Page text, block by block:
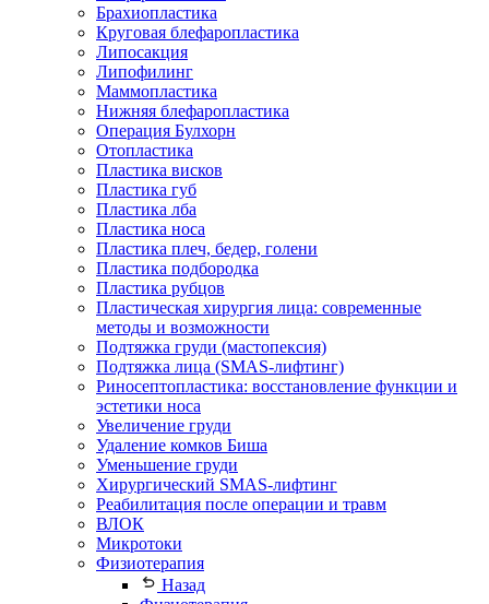
Брахиопластика
Круговая блефаропластика
Липосакция
Липофилинг
Маммопластика
Нижняя блефаропластика
Операция Булхорн
Отопластика
Пластика висков
Пластика губ
Пластика лба
Пластика носа
Пластика плеч, бедер, голени
Пластика подбородка
Пластика рубцов
Пластическая хирургия лица: современные
методы и возможности
Подтяжка груди (мастопексия)
Подтяжка лица (SMAS-лифтинг)
Риносептопластика: восстановление функции и
эстетики носа
Увеличение груди
Удаление комков Биша
Уменьшение груди
Хирургический SMAS-лифтинг
Реабилитация после операции и травм
ВЛОК
Микротоки
Физиотерапия
Назад